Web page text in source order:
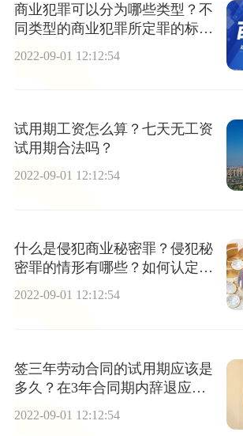
商业犯罪可以分为哪些类型？不
同类型的商业犯罪所定罪的标准
2022-09-01 12:12:54
试用期工资怎么算？七天无工资
试用期合法吗？
2022-09-01 12:12:54
什么是侵犯商业秘密罪？侵犯秘
密罪的情形有哪些？如何认定是
侵犯商业秘密罪？
2022-09-01 12:12:54
签三年劳动合同的试用期应该是
多久？在3年合同期内辞退应赔
2022-09-01 12:12:54